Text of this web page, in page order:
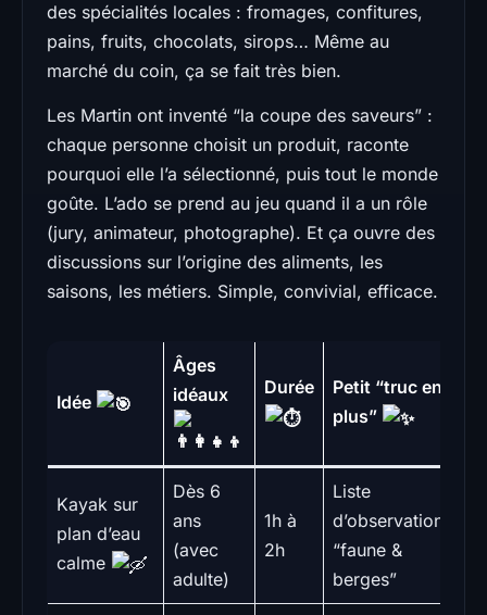
des spécialités locales : fromages, confitures,
pains, fruits, chocolats, sirops… Même au
marché du coin, ça se fait très bien.
Les Martin ont inventé “la coupe des saveurs” :
chaque personne choisit un produit, raconte
pourquoi elle l’a sélectionné, puis tout le monde
goûte. L’ado se prend au jeu quand il a un rôle
(jury, animateur, photographe). Et ça ouvre des
discussions sur l’origine des aliments, les
saisons, les métiers. Simple, convivial, efficace.
Idée
Âges
idéaux
Durée
Petit “truc en
plus”
Kayak sur
plan d’eau
calme
Dès 6
ans
(avec
adulte)
1h à
2h
Liste
d’observation
“faune &
berges”